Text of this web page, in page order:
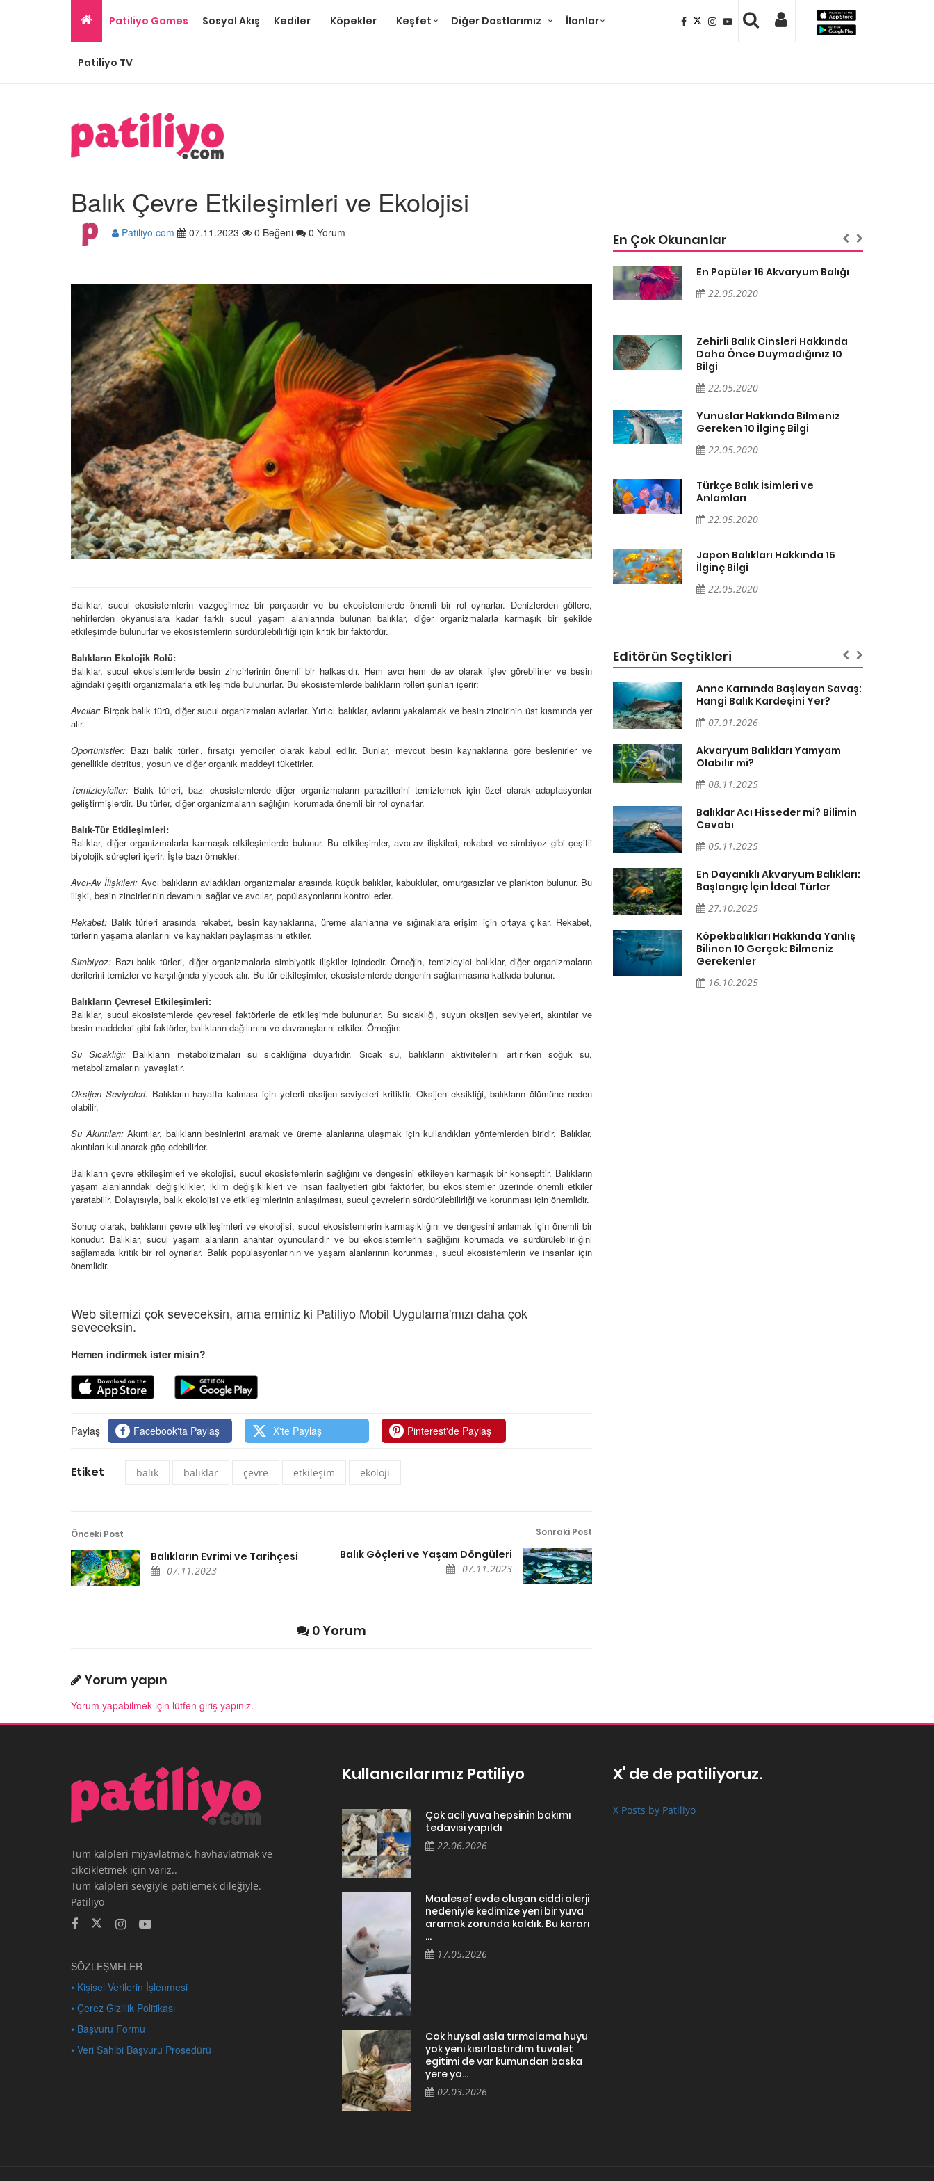
Patiliyo Games Sosyal Akış Kediler Köpekler Keşfet Diğer Dostlarımız İlanlar
Patiliyo TV
Balık Çevre Etkileşimleri ve Ekolojisi
Patiliyo.com 07.11.2023 0 Beğeni 0 Yorum
Balıklar, sucul ekosistemlerin vazgeçilmez bir parçasıdır ve bu ekosistemlerde önemli bir rol oynarlar. Denizlerden göllere,
nehirlerden okyanuslara kadar farklı sucul yaşam alanlarında bulunan balıklar, diğer organizmalarla karmaşık bir şekilde
etkileşimde bulunurlar ve ekosistemlerin sürdürülebilirliği için kritik bir faktördür.
Balıkların Ekolojik Rolü:
Balıklar, sucul ekosistemlerde besin zincirlerinin önemli bir halkasıdır. Hem avcı hem de av olarak işlev görebilirler ve besin
ağındaki çeşitli organizmalarla etkileşimde bulunurlar. Bu ekosistemlerde balıkların rolleri şunları içerir:
Avcılar: Birçok balık türü, diğer sucul organizmaları avlarlar. Yırtıcı balıklar, avlarını yakalamak ve besin zincirinin üst kısmında yer
alır.
Oportünistler: Bazı balık türleri, fırsatçı yemciler olarak kabul edilir. Bunlar, mevcut besin kaynaklarına göre beslenirler ve
genellikle detritus, yosun ve diğer organik maddeyi tüketirler.
Temizleyiciler: Balık türleri, bazı ekosistemlerde diğer organizmaların parazitlerini temizlemek için özel olarak adaptasyonlar
geliştirmişlerdir. Bu türler, diğer organizmaların sağlığını korumada önemli bir rol oynarlar.
Balık-Tür Etkileşimleri:
Balıklar, diğer organizmalarla karmaşık etkileşimlerde bulunur. Bu etkileşimler, avcı-av ilişkileri, rekabet ve simbiyoz gibi çeşitli
biyolojik süreçleri içerir. İşte bazı örnekler:
Avcı-Av İlişkileri: Avcı balıkların avladıkları organizmalar arasında küçük balıklar, kabuklular, omurgasızlar ve plankton bulunur. Bu
ilişki, besin zincirlerinin devamını sağlar ve avcılar, popülasyonlarını kontrol eder.
Rekabet: Balık türleri arasında rekabet, besin kaynaklarına, üreme alanlarına ve sığınaklara erişim için ortaya çıkar. Rekabet,
türlerin yaşama alanlarını ve kaynakları paylaşmasını etkiler.
Simbiyoz: Bazı balık türleri, diğer organizmalarla simbiyotik ilişkiler içindedir. Örneğin, temizleyici balıklar, diğer organizmaların
derilerini temizler ve karşılığında yiyecek alır. Bu tür etkileşimler, ekosistemlerde dengenin sağlanmasına katkıda bulunur.
Balıkların Çevresel Etkileşimleri:
Balıklar, sucul ekosistemlerde çevresel faktörlerle de etkileşimde bulunurlar. Su sıcaklığı, suyun oksijen seviyeleri, akıntılar ve
besin maddeleri gibi faktörler, balıkların dağılımını ve davranışlarını etkiler. Örneğin:
Su Sıcaklığı: Balıkların metabolizmaları su sıcaklığına duyarlıdır. Sıcak su, balıkların aktivitelerini artırırken soğuk su,
metabolizmalarını yavaşlatır.
Oksijen Seviyeleri:Balıkların hayatta kalması için yeterli oksijen seviyeleri kritiktir. Oksijen eksikliği, balıkların ölümüne neden
olabilir.
Su Akıntıları:Akıntılar, balıkların besinlerini aramak ve üreme alanlarına ulaşmak için kullandıkları yöntemlerden biridir. Balıklar,
akıntıları kullanarak göç edebilirler.
Balıkların çevre etkileşimleri ve ekolojisi, sucul ekosistemlerin sağlığını ve dengesini etkileyen karmaşık bir konsepttir. Balıkların
yaşam alanlarındaki değişiklikler, iklim değişiklikleri ve insan faaliyetleri gibi faktörler, bu ekosistemler üzerinde önemli etkiler
yaratabilir. Dolayısıyla, balık ekolojisi ve etkileşimlerinin anlaşılması, sucul çevrelerin sürdürülebilirliği ve korunması için önemlidir.
Sonuç olarak, balıkların çevre etkileşimleri ve ekolojisi, sucul ekosistemlerin karmaşıklığını ve dengesini anlamak için önemli bir
konudur. Balıklar, sucul yaşam alanların anahtar oyuncularıdır ve bu ekosistemlerin sağlığını korumada ve sürdürülebilirliğini
sağlamada kritik bir rol oynarlar. Balık popülasyonlarının ve yaşam alanlarının korunması, sucul ekosistemlerin ve insanlar için
önemlidir.
Web sitemizi çok seveceksin, ama eminiz ki Patiliyo Mobil Uygulama'mızı daha çok
seveceksin.
Hemen indirmek ister misin?
Paylaş Facebook'ta Paylaş X'te Paylaş Pinterest'de Paylaş
Etiket balık balıklar çevre etkileşim ekoloji
Önceki Post
Balıkların Evrimi ve Tarihçesi
07.11.2023
Sonraki Post
Balık Göçleri ve Yaşam Döngüleri
07.11.2023
0 Yorum
Yorum yapın
Yorum yapabilmek için lütfen giriş yapınız.
En Çok Okunanlar
22.05.2020
Zehirli Balık Cinsleri Hakkında
Daha Önce Duymadığınız 10
Bilgi
22.05.2020
Yunuslar Hakkında Bilmeniz
Gereken 10 İlginç Bilgi
22.05.2020
Türkçe Balık İsimleri ve
Anlamları
22.05.2020
Japon Balıkları Hakkında 15
Daha Önce Duymadığınız 10
Bilgi
22.05.2020
Yunuslar Hakkında Bilmeniz
Gereken 10 İlginç Bilgi
22.05.2020
Türkçe Balık İsimleri ve
Anlamları
22.05.2020
Japon Balıkları Hakkında 15
En Popüler 16 Akvaryum Balığı
22.05.2020
Zehirli Balık Cinsleri Hakkında
Daha Önce Duymadığınız 10
Bilgi
22.05.2020
Yunuslar Hakkında Bilmeniz
Gereken 10 İlginç Bilgi
22.05.2020
Türkçe Balık İsimleri ve
Anlamları
22.05.2020
Japon Balıkları Hakkında 15
İlginç Bilgi
22.05.2020
Editörün Seçtikleri
Unutkan Mı Yoksa
Altında
Yetenekleri
Genetik Mühendislik
Geliştirme
Hayatta Kalma
Balıkların görsel fonksiyonlarını
ve takviyeler
Balıkların görsel konforunu
düzenlemeleri
01.01.2024
Balıklar için doğal diyetin önemi
ve avantajları
Balıkların doğal avcılık
amacıyla kullanılan canlı yem
çeşitleri
01.01.2024
oksijen düzeylerini korumak
için alınabilecek önlemler
01.01.2024
Balıkların solunum sistemlerinin
özellikleri
oyuncaklar ve düzenlemeler
Balıkların doğal av alanlarının
akvaryum düzenlemelerinde
01.01.2024
parlaklığın balıkların renkleri,
01.01.2024
saatlerindeki doğal
aydınlatmanın balıkların
etkileri
Anne Karnında Başlayan Savaş:
Hangi Balık Kardeşini Yer?
07.01.2026
Akvaryum Balıkları Yamyam
Olabilir mi?
08.11.2025
Balıklar Acı Hisseder mi? Bilimin
Cevabı
05.11.2025
En Dayanıklı Akvaryum Balıkları:
Başlangıç İçin İdeal Türler
27.10.2025
Köpekbalıkları Hakkında Yanlış
Bilinen 10 Gerçek: Bilmeniz
Gerekenler
16.10.2025
Tüm kalpleri miyavlatmak, havhavlatmak ve
cikcikletmek için varız..
Tüm kalpleri sevgiyle patilemek dileğiyle.
Patiliyo
SÖZLEŞMELER
• Kişisel Verilerin İşlenmesi
• Çerez Gizlilik Politikası
• Başvuru Formu
• Veri Sahibi Başvuru Prosedürü
Kullanıcılarımız Patiliyo
Çok acil yuva hepsinin bakımı
tedavisi yapıldı
22.06.2026
Maalesef evde oluşan ciddi alerji
nedeniyle kedimize yeni bir yuva
aramak zorunda kaldık. Bu kararı
...
17.05.2026
Cok huysal asla tırmalama huyu
yok yeni kısırlastırdım tuvalet
egitimi de var kumundan baska
yere ya...
02.03.2026
X' de de patiliyoruz.
X Posts by Patiliyo